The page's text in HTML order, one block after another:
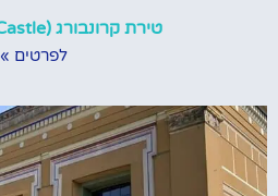
טירת קרונבורג (Kronborg Castle)
לפרטים »